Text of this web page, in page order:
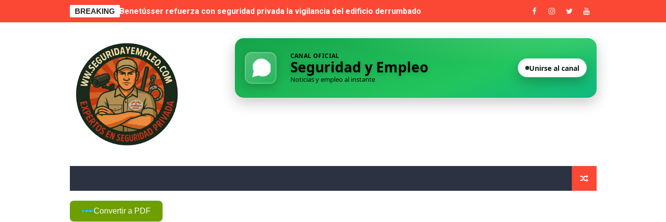
BREAKING Benetússer refuerza con seguridad privada la vigilancia del edificio derrumbado
Sale a licitación la seguridad privada de las piscinas de verano de Cuenca
Grupo Secoex se perfila como adjudicataria de la vigilancia del edificio Borrull y el Centro Urban de Castelló
Adjudicado por 87,9 millones el contrato de apoyo a la seguridad exterior en centros penitenciarios
🚨 Falta de vigilantes en El Retiro: cuando la seguridad pública se queda bajo mínimos
Suspensión cautelar de la adjudicación de varios lotes del contrato de seguridad en centros sanitarios de la Comunidad Valenciana
🛡️ Vecinos de VPP en Playa de San Juan denuncian acoso y recurrirán a seguridad privada
Novedad. Orden INT/25/2026 — Habilitación de Instructor de Tiro (Seguridad Privada)
La Moraleja, condenada a readmitir a su director de Seguridad tras un despido declarado nulo
CANAL OFICIAL
Seguridad y Empleo
Noticias y empleo al instante
Unirse al canal
Convertir a PDF